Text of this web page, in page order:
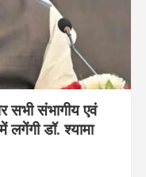
सभी संभागीय एवं
लगेंगी डॉ. श्यामा